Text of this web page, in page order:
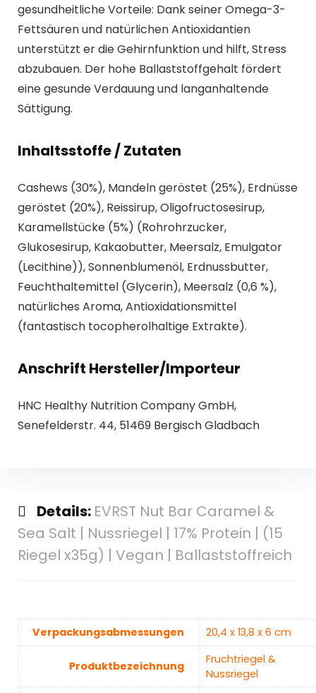
gesundheitliche Vorteile: Dank seiner Omega-3-
Fettsäuren und natürlichen Antioxidantien
unterstützt er die Gehirnfunktion und hilft, Stress
abzubauen. Der hohe Ballaststoffgehalt fördert
eine gesunde Verdauung und langanhaltende
Sättigung.
Inhaltsstoffe / Zutaten
Cashews (30%), Mandeln geröstet (25%), Erdnüsse
geröstet (20%), Reissirup, Oligofructosesirup,
Karamellstücke (5%) (Rohrohrzucker,
Glukosesirup, Kakaobutter, Meersalz, Emulgator
(Lecithine)), Sonnenblumenöl, Erdnussbutter,
Feuchthaltemittel (Glycerin), Meersalz (0,6 %),
natürliches Aroma, Antioxidationsmittel
(fantastisch tocopherolhaltige Extrakte).
Anschrift Hersteller/Importeur
HNC Healthy Nutrition Company GmbH,
Senefelderstr. 44, 51469 Bergisch Gladbach
Details: EVRST Nut Bar Caramel &
Sea Salt | Nussriegel | 17% Protein | (15
Riegel x35g) | Vegan | Ballaststoffreich
Verpackungsabmessungen ‎20,4 x 13,8 x 6 cm
Produktbezeichnung
‎Fruchtriegel &
Nussriegel